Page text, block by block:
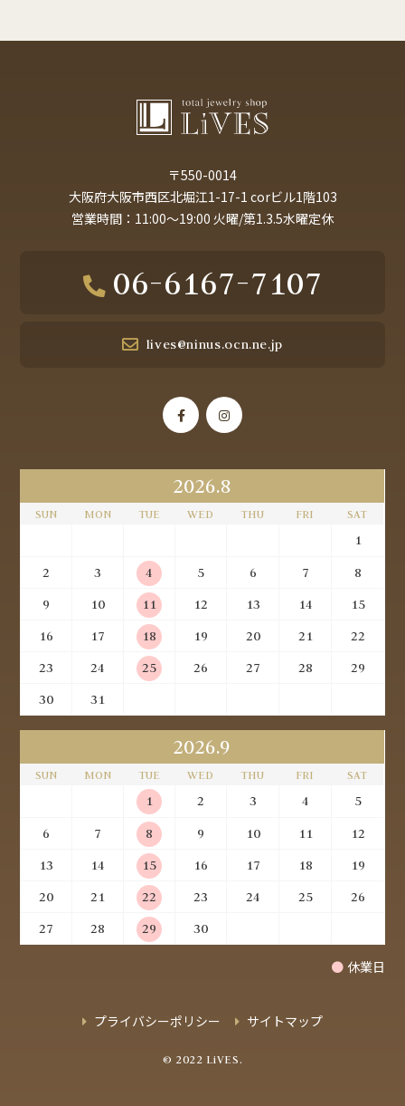
〒550-0014
大阪府大阪市西区北堀江1-17-1 corビル1階103
営業時間：11:00～19:00 火曜/第1.3.5水曜定休
06-6167-7107
lives@ninus.ocn.ne.jp
2026.8
SUN MON TUE WED THU FRI SAT
1
2
3 4 5 6 7
8
9
10 11 12 13 14
15
16
17 18 19 20 21
22
23
24 25 26 27 28
29
30
31
2026.9
SUN MON TUE WED THU FRI SAT
1 2 3 4
5
6
7 8 9 10 11
12
13
14 15 16 17 18
19
20
21 22 23 24 25
26
27
28 29 30
● 休業日
プライバシーポリシー サイトマップ
© 2022 LiVES.